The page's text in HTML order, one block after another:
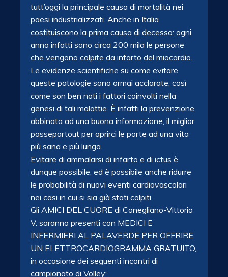
tutt’oggi la principale causa di mortalità nei
paesi industrializzati. Anche in Italia
costituiscono la prima causa di decesso: ogni
anno infatti sono circa 200 mila le persone
che vengono colpite da infarto del miocardio.
Le evidenze scientifiche su come evitare
queste patologie sono ormai acclarate, così
come son ben noti i fattori coinvolti nella
genesi di tali malattie. È infatti la prevenzione,
abbinata ad una buona informazione, il miglior
passepartout per aprirci le porte ad una vita
più sana e più lunga.
Evitare di ammalarsi di infarto e di ictus è
dunque possibile, ed è possibile anche ridurre
le probabilità di nuovi eventi cardiovascolari
nei casi in cui si sia già stati colpiti.
Gli AMICI DEL CUORE di Conegliano-Vittorio
V. saranno presenti con MEDICI E
INFERMIERI AL PALAVERDE PER OFFRIRE
UN ELETTROCARDIOGRAMMA GRATUITO,
in occasione dei seguenti incontri di
campionato di Volley: